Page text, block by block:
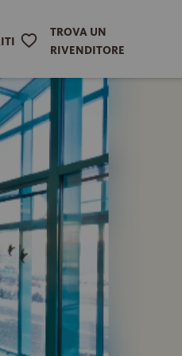
TROVA UN
RIVENDITORE